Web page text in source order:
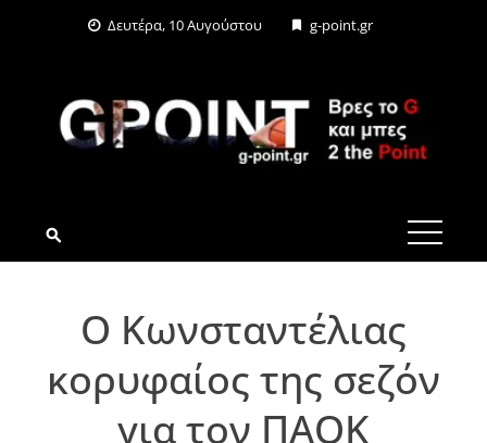
Δευτέρα, 10 Αυγούστου g-point.gr
G-POINT.GR
Ο Κωνσταντέλιας
κορυφαίος της σεζόν
για τον ΠΑΟΚ